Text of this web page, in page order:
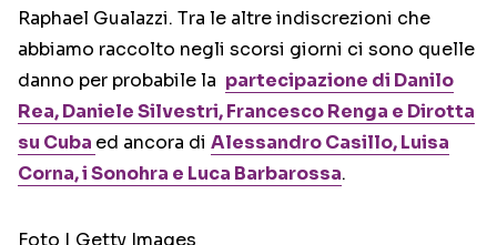
Raphael Gualazzi. Tra le altre indiscrezioni che
abbiamo raccolto negli scorsi giorni ci sono quelle
danno per probabile la partecipazione di Danilo
Rea, Daniele Silvestri, Francesco Renga e Dirotta
su Cuba ed ancora di Alessandro Casillo, Luisa
Corna, i Sonohra e Luca Barbarossa.
Foto | Getty Images